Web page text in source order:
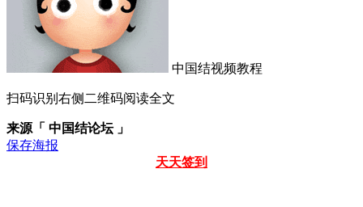
中国结视频教程
扫码识别右侧二维码阅读全文
来源「 中国结论坛 」
保存海报
天天签到